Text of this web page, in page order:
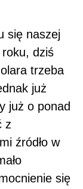
się naszej
roku, dziś
trzeba
już
już o ponad
z
źródło w
się